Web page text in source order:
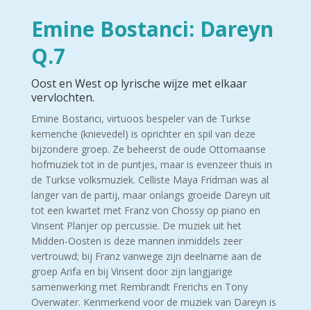
Emine Bostanci: Dareyn
Q.7
Oost en West op lyrische wijze met elkaar
vervlochten.
Emine Bostancı, virtuoos bespeler van de Turkse
kemenche (knievedel) is oprichter en spil van deze
bijzondere groep. Ze beheerst de oude Ottomaanse
hofmuziek tot in de puntjes, maar is evenzeer thuis in
de Turkse volksmuziek. Celliste Maya Fridman was al
langer van de partij, maar onlangs groeide Dareyn uit
tot een kwartet met Franz von Chossy op piano en
Vinsent Planjer op percussie. De muziek uit het
Midden-Oosten is deze mannen inmiddels zeer
vertrouwd; bij Franz vanwege zijn deelname aan de
groep Arifa en bij Vinsent door zijn langjarige
samenwerking met Rembrandt Frerichs en Tony
Overwater. Kenmerkend voor de muziek van Dareyn is